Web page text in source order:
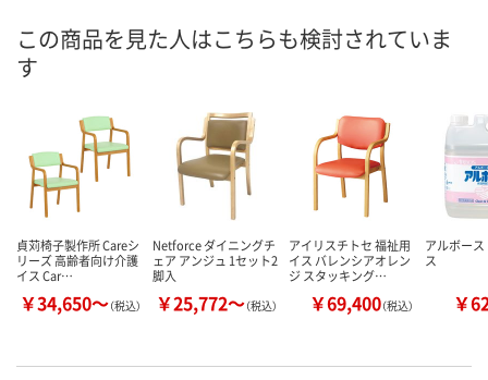
した
販売停止中です
販売停止中
この商品を見た人はこちらも検討されていま
す
貞苅椅子製作所 Careシ
リーズ 高齢者向け介護
イス Car…
￥34,650～（税込）
Netforce ダイニングチ
ェア アンジュ 1セット2
脚入
￥25,772～（税込）
アイリスチトセ 福祉用
イス バレンシアオレン
ジ スタッキング…
￥69,400（税込）
アルボー
ス
￥